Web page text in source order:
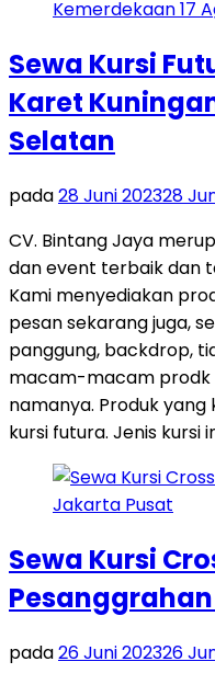
Sewa Kursi
Karet
Selatan
pada28 Juni 202328
CV. Bintang Jaya
dan event terbaik dan
Kami menyediakan
pesan sekarang juga,
panggung, backdrop,
macam-macam prodk
namanya. Produk
kursi futura. Jenis kursi
Sewa Kursi
pada26 Juni 202326